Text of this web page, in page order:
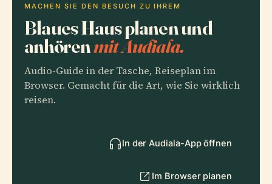
MACHEN SIE DEN BESUCH ZU IHREM
Blaues Haus planen und
anhörenmit Audiala.
Audio-Guide in der Tasche, Reiseplan im
Browser. Gemacht für die Art, wie Sie wirklich
reisen.
In der Audiala-App öffnen
Im Browser planen